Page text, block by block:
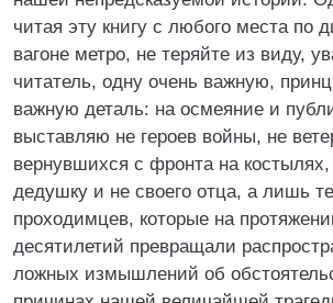
читая эту книгу с любого места по
вагоне метро, не теряйте из виду,
читатель, одну очень важную,
важную деталь: на осмеяние и
выставляю не героев войны, не
вернувшихся с фронта на
дедушку и не своего отца, а лишь
проходимцев, которые на
десятилетий превращали
ложных измышлений об